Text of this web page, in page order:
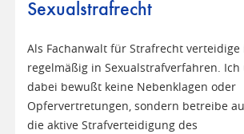
Sexualstrafrecht
Als Fachanwalt für Strafrecht verteidige
regelmäßig in Sexualstrafverfahren.
dabei bewußt keine Nebenklagen oder
Opfervertretungen, sondern betreibe
die aktive Strafverteidigung des